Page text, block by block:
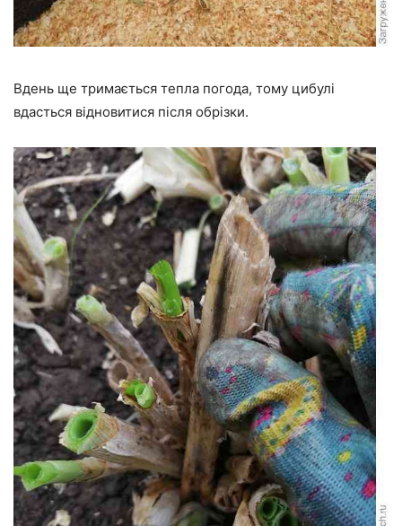
Вдень ще тримається тепла погода, тому цибулі
вдасться відновитися після обрізки.